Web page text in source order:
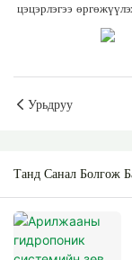
цэцэрлэгээ
Урьдруу
Танд Санал Болгож